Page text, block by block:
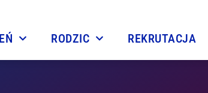
RODZIC REKRUTACJA